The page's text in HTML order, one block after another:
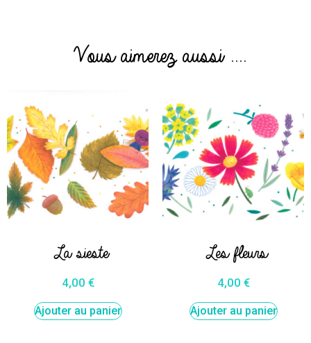
Vous aimerez aussi ....
La sieste
4,00 €
Ajouter au panier
Les fleurs
4,00 €
Ajouter au panier